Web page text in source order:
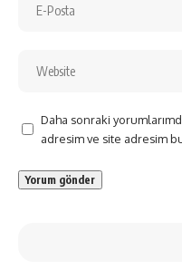
Daha sonraki
adresim ve site adresim